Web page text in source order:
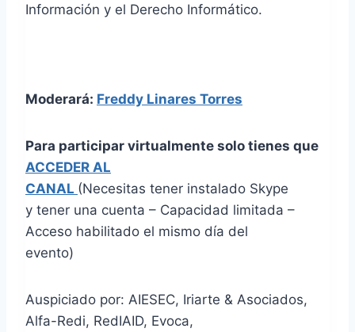
Información y el Derecho Informático.
Moderará: Freddy Linares Torres
Para participar virtualmente solo tienes que
ACCEDER AL
CANAL (Necesitas tener instalado Skype
y tener una cuenta – Capacidad limitada –
Acceso habilitado el mismo día del
evento)
Auspiciado por: AIESEC, Iriarte & Asociados,
Alfa-Redi, RedIAID, Evoca,